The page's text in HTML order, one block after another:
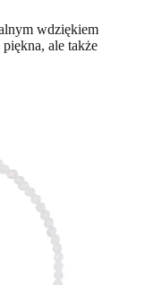
wdziękiem
ale także